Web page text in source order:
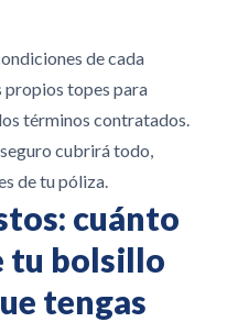
de cada
propios topes para
términos contratados.
cubrirá todo,
de tu póliza.
cuánto
tu bolsillo
tengas